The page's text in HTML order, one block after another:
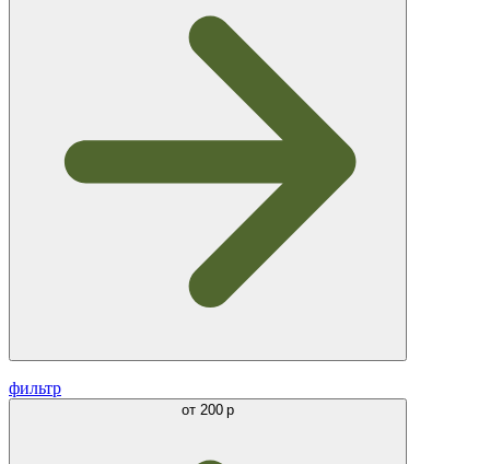
фильтр
от 200 р